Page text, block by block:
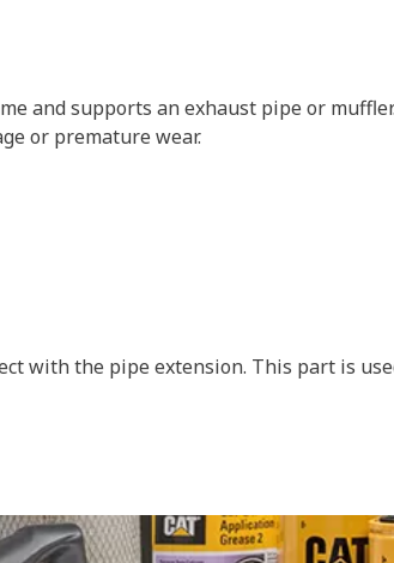
and supports an exhaust pipe or
or premature wear.
with the pipe extension. This part is